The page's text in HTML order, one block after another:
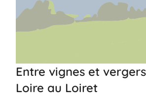
Entre vignes et
Loire au Loiret